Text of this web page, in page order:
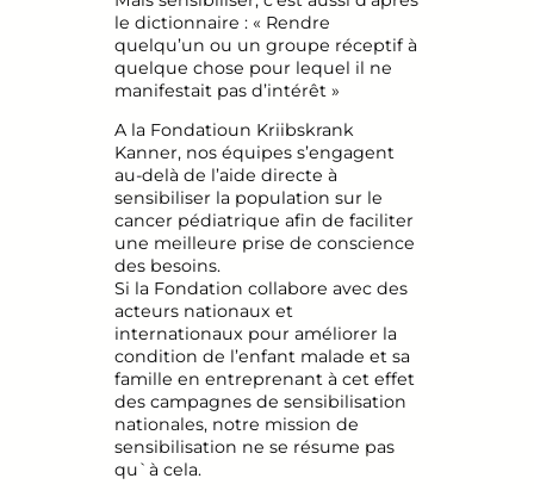
le dictionnaire : « Rendre
quelqu’un ou un groupe réceptif à
quelque chose pour lequel il ne
manifestait pas d’intérêt »
A la Fondatioun Kriibskrank
Kanner, nos équipes s’engagent
au-delà de l’aide directe à
sensibiliser la population sur le
cancer pédiatrique afin de faciliter
une meilleure prise de conscience
des besoins.
Si la Fondation collabore avec des
acteurs nationaux et
internationaux pour améliorer la
condition de l’enfant malade et sa
famille en entreprenant à cet effet
des campagnes de sensibilisation
nationales, notre mission de
sensibilisation ne se résume pas
qu`à cela.